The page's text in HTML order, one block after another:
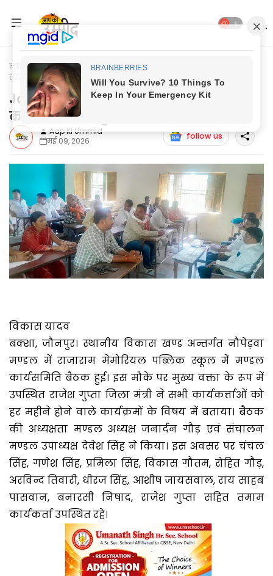
मुख्यपृष्ठ Jaunpur News
Jaunpur News: नौपेड़वा मण्डल में
कार्यसमिति की हुई बैठक
Jaunpur News: नौपेड़वा मण्डल में
कार्यसमिति की हुई बैठक
Aap Ki Ummid
मई 09, 2026
follow us
विकास यादव
बक्शा, जौनपुर। स्थानीय विकास खण्ड अन्तर्गत नौपेड़वा
मण्डल में राजाराम मेमोरियल पब्लिक स्कूल में मण्डल
कार्यसमिति बैठक हुई। इस मौके पर मुख्य वक्ता के रूप में
उपस्थित राजेश गुप्ता जिला मंत्री ने सभी कार्यकर्त्ताओं को
हर महीने होने वाले कार्यक्रमों के विषय में बताया। बैठक
की अध्यक्षता मण्डल अध्यक्ष जनार्दन गौड़ एवं संचालन
मण्डल उपाध्यक्ष देवेश सिंह ने किया। इस अवसर पर चंचल
सिंह, गणेश सिंह, प्रमिला सिंह, विकास गौतम, रोहित गौड़,
अरविन्द तिवारी, धीरज सिंह, आशीष जायसवाल, राय साहब
पासवान, बनारसी निषाद, राजेश गुप्ता सहित तमाम
कार्यकर्ता उपस्थित रहे।